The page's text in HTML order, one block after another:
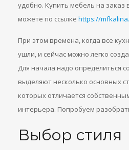
удобно. Купить мебель на заказ
можете по ссылке https://
При этом времена, когда все
ушли, и сейчас можно легко
Для начала надо определиться
выделяют несколько основных
которых отличается
интерьера. Попробуем
Выбор стиля